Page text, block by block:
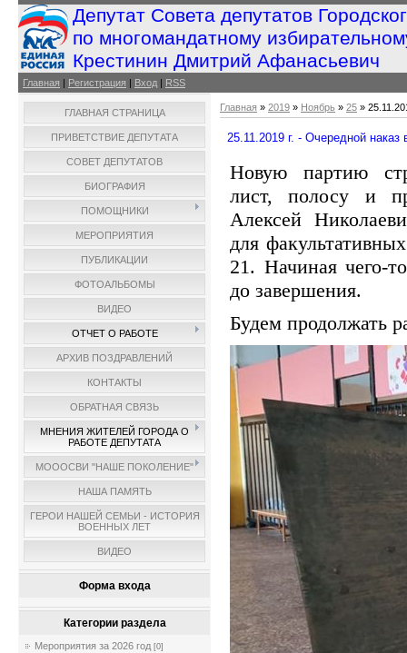
Депутат Совета депутатов
по многомандатному
Крестинин Дмитрий Афанасьевич
Главная | Регистрация | Вход | RSS
ГЛАВНАЯ СТРАНИЦА
ПРИВЕТСТВИЕ ДЕПУТАТА
СОВЕТ ДЕПУТАТОВ
БИОГРАФИЯ
ПОМОЩНИКИ
МЕРОПРИЯТИЯ
ПУБЛИКАЦИИ
ФОТОАЛЬБОМЫ
ВИДЕО
ОТЧЕТ О РАБОТЕ
АРХИВ ПОЗДРАВЛЕНИЙ
КОНТАКТЫ
ОБРАТНАЯ СВЯЗЬ
МНЕНИЯ ЖИТЕЛЕЙ ГОРОДА О
РАБОТЕ ДЕПУТАТА
МОООСВИ "НАШЕ ПОКОЛЕНИЕ"
НАША ПАМЯТЬ
ГЕРОИ НАШЕЙ СЕМЬИ - ИСТОРИЯ
ВОЕННЫХ ЛЕТ
ВИДЕО
Форма входа
Категории раздела
Мероприятия за 2026 год [0]
Главная » 2019 » Ноябрь » 25 »
25.11.2019 г. - Очередной наказ
Новую партию
лист, полосу и
Алексей
для
21. Начиная чего-
до завершения.
Будем продолжать